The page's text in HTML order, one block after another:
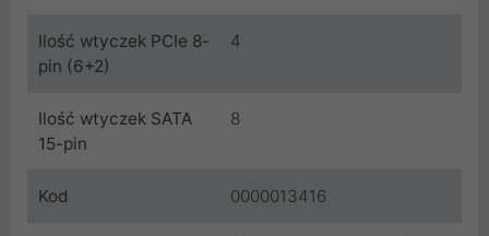
Ilość wtyczek PCIe 8-
pin (6+2)
4
Ilość wtyczek SATA
15-pin
8
Kod 0000013416